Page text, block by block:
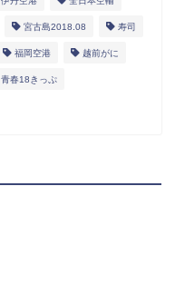
宮古島2018.08 寿司
福岡空港 越前がに
青春18きっぷ